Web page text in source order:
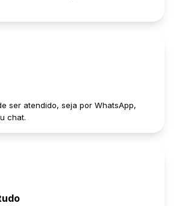
ser atendido, seja por WhatsApp,
chat.